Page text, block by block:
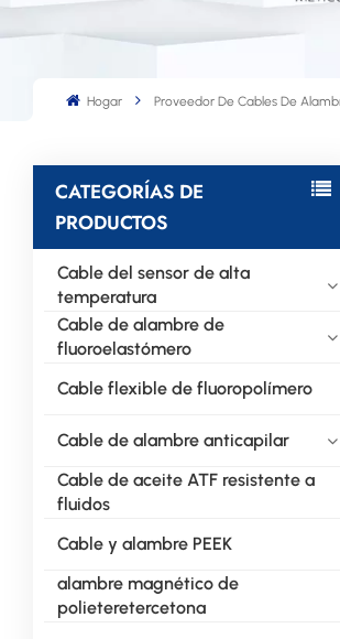
Hogar Proveedor De Cables De
CATEGORÍAS DE
PRODUCTOS
Cable del sensor de alta
temperatura
Cable de alambre de
fluoroelastómero
Cable flexible de fluoropolímero
Cable de alambre anticapilar
Cable de aceite ATF resistente a
fluidos
Cable y alambre PEEK
alambre magnético de
polieteretercetona